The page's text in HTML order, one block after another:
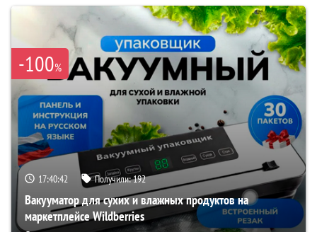
-100%
17:40:41 Получили:192
Вакууматор для сухих и влажных продуктов на
маркетплейсе Wildberries